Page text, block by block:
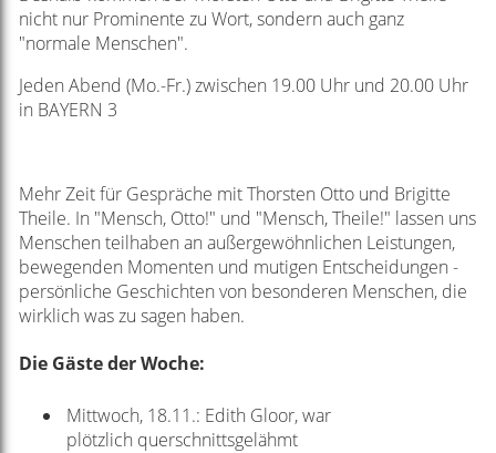
nicht nur Prominente zu Wort, sondern auch ganz
"normale Menschen".
Jeden Abend (Mo.-Fr.) zwischen 19.00 Uhr und 20.00 Uhr
in BAYERN 3
Mehr Zeit für Gespräche mit Thorsten Otto und Brigitte
Theile. In "Mensch, Otto!" und "Mensch, Theile!" lassen uns
Menschen teilhaben an außergewöhnlichen Leistungen,
bewegenden Momenten und mutigen Entscheidungen -
persönliche Geschichten von besonderen Menschen, die
wirklich was zu sagen haben.
Die Gäste der Woche:
Mittwoch, 18.11.: Edith Gloor, war
plötzlich querschnittsgelähmt